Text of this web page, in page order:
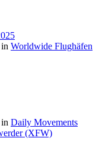
Worldwide Flughäfen
Daily Movements
(XFW)